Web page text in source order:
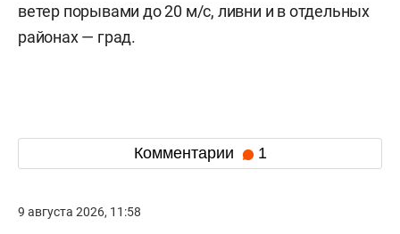
ветер порывами до 20 м/с, ливни и в отдельных
районах — град.
Комментарии 1
9 августа 2026, 11:58